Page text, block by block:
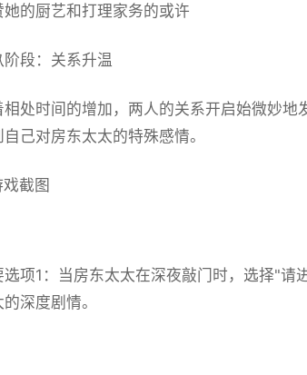
她的厨艺和打理家务的或许
阶段：关系升温
相处时间的增加，两人的关系开启始微妙
己对房东太太的特殊感情。
选项1：当房东太太在深夜敲门时，选择"
深度剧情。